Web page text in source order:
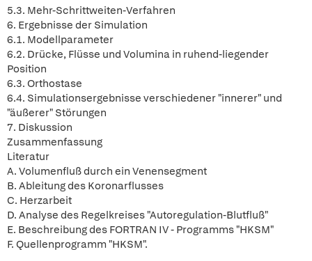
5.3. Mehr-Schrittweiten-Verfahren
6. Ergebnisse der Simulation
6.1. Modellparameter
6.2. Drücke, Flüsse und Volumina in ruhend-liegender
Position
6.3. Orthostase
6.4. Simulationsergebnisse verschiedener "innerer" und
"äußerer" Störungen
7. Diskussion
Zusammenfassung
Literatur
A. Volumenfluß durch ein Venensegment
B. Ableitung des Koronarflusses
C. Herzarbeit
D. Analyse des Regelkreises "Autoregulation-Blutfluß"
E. Beschreibung des FORTRAN IV - Programms "HKSM"
F. Quellenprogramm "HKSM".